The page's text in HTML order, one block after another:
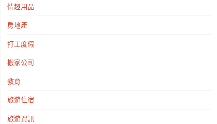
情趣用品
房地產
打工度假
搬家公司
教育
旅遊住宿
旅遊資訊